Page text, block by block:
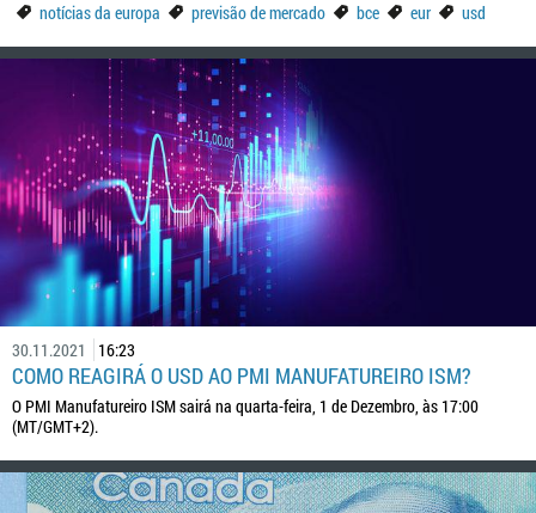
notícias da europa
previsão de mercado bce eur usd
30.11.2021 16:23
COMO REAGIRÁ O USD AO PMI MANUFATUREIRO ISM?
O PMI Manufatureiro ISM sairá na quarta-feira, 1 de Dezembro, às 17:00
(MT/GMT+2).